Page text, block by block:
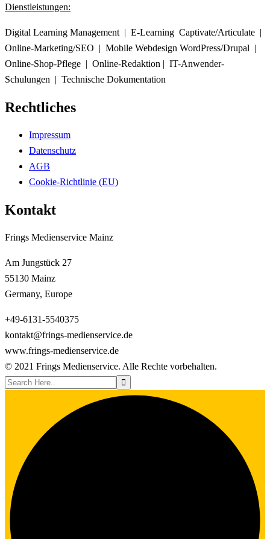
Dienstleistungen:
Digital Learning Management | E-Learning Captivate/Articulate |
Online-Marketing/SEO | Mobile Webdesign WordPress/Drupal |
Online-Shop-Pflege | Online-Redaktion | IT-Anwender-
Schulungen | Technische Dokumentation
Rechtliches
Impressum
Datenschutz
AGB
Cookie-Richtlinie (EU)
Kontakt
Frings Medienservice Mainz
Am Jungstück 27
55130 Mainz
Germany, Europe
+49-6131-5540375
kontakt@frings-medienservice.de
www.frings-medienservice.de
© 2021 Frings Medienservice. Alle Rechte vorbehalten.